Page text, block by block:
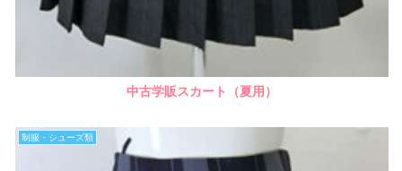
中古学販スカート（夏用）
制服・シューズ類